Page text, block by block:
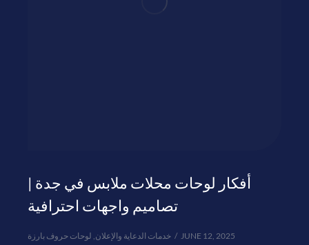
أفكار لوحات محلات ملابس في جدة |
تصاميم واجهات احترافية
خدمات الدعاية والإعلان لوحات حروف بارزة JUNE 12, 2025